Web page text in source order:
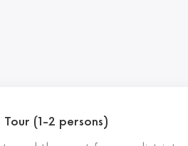
(1-2 persons)